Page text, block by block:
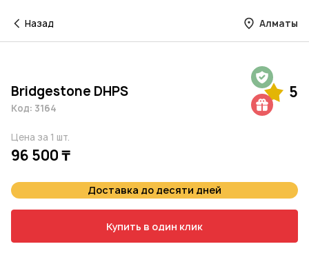
Назад Алматы
Bridgestone DHPS 5
Код: 3164
Цена за 1 шт.
96 500 ₸
Доставка до десяти дней
Купить в один клик